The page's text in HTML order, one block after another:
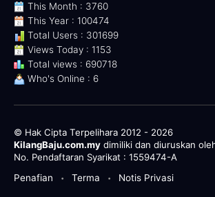
This Month : 3760
This Year : 100474
Total Users : 301699
Views Today : 1153
Total views : 690718
Who's Online : 6
© Hak Cipta Terpelihara 2012 - 2026
KilangBaju.com.my dimiliki dan diuruskan
No. Pendaftaran Syarikat : 1559474-A
Penafian
• Terma • Notis Privasi